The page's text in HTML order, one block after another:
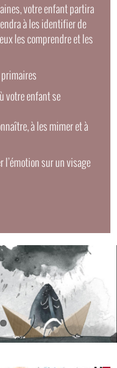
votre enfant partira
à les identifier de
les comprendre et les
votre enfant se
à les mimer et à
l’émotion sur un visage